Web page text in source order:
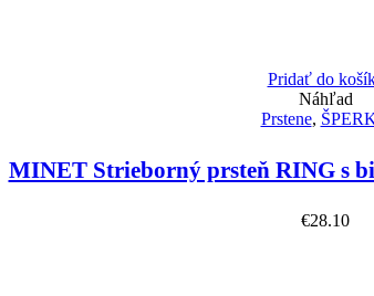
Pridať do
Náhľad
Prstene,
MINET Strieborný prsteň RING s
€28.10